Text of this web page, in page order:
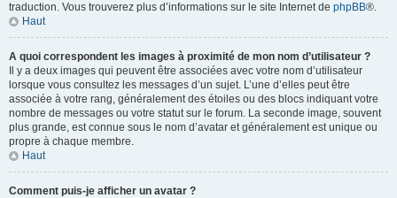
traduction. Vous trouverez plus d’informations sur le site Internet de phpBB®.
Haut
A quoi correspondent les images à proximité de mon nom d’utilisateur ?
Il y a deux images qui peuvent être associées avec votre nom d’utilisateur
lorsque vous consultez les messages d’un sujet. L’une d’elles peut être
associée à votre rang, généralement des étoiles ou des blocs indiquant votre
nombre de messages ou votre statut sur le forum. La seconde image, souvent
plus grande, est connue sous le nom d’avatar et généralement est unique ou
propre à chaque membre.
Haut
Comment puis-je afficher un avatar ?